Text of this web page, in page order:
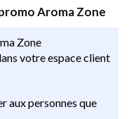
Aroma Zone
Zone
votre espace client
aux personnes que